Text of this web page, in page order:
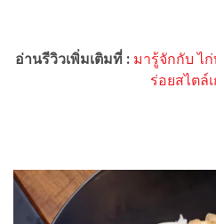
อ่านรีวิวเพิ่มเติมที่ : มารู้จักกับ ไ
ร่อยสไตล์